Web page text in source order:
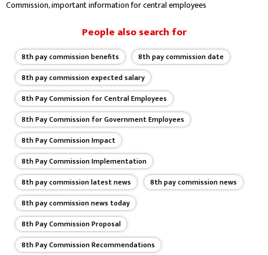
Commission, important information for central employees
People also search for
8th pay commission benefits
8th pay commission date
8th pay commission expected salary
8th Pay Commission for Central Employees
8th Pay Commission for Government Employees
8th Pay Commission Impact
8th Pay Commission Implementation
8th pay commission latest news
8th pay commission news
8th pay commission news today
8th Pay Commission Proposal
8th Pay Commission Recommendations